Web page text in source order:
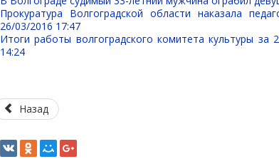
Прокуратура Волгоградской области наказала
26/03/2016 17:47
Итоги работы волгоградского комитета культуры
14:24
Назад